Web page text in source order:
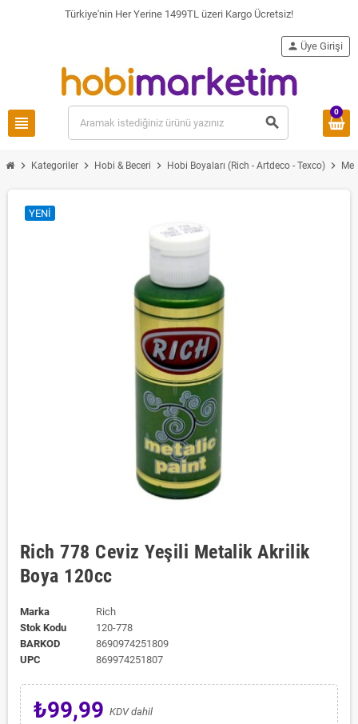
Türkiye'nin Her Yerine 1499TL üzeri Kargo Ücretsiz!
view_headline search
person Üye Girişi
0
chevron_right Kategoriler chevron_right Hobi & Beceri chevron_right Hobi Boyaları (Rich - Artdeco - Texco) chevron_right
YENI
Rich 778 Ceviz Yeşili Metalik Akrilik
Boya 120cc
Marka
Rich
Stok Kodu
120-778
BARKOD
8690974251809
UPC
869974251807
₺99,99 KDV dahil